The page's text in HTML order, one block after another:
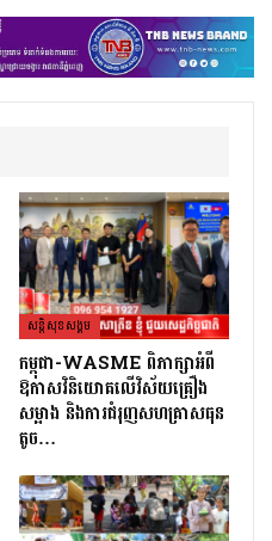
សន្តិសុខសង្គម
កម្ពុជា-WASME ពិភាក្សាអំពី
ឱកាសវិនិយោគលើវិស័យគ្រឿង
សម្អាង និងការជំរុញសហគ្រាសធុន
តូច…